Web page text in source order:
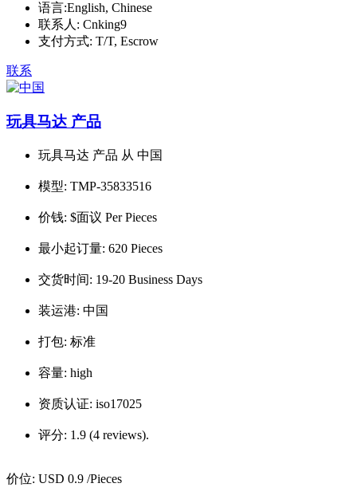
语言:English, Chinese
联系人: Cnking9
支付方式: T/T, Escrow
联系
玩具马达 产品
玩具马达 产品 从 中国
模型: TMP-35833516
价钱: $面议 Per Pieces
最小起订量: 620 Pieces
交货时间: 19-20 Business Days
装运港: 中国
打包: 标准
容量: high
资质认证: iso17025
评分: 1.9 (4 reviews).
价位: USD 0.9 /Pieces